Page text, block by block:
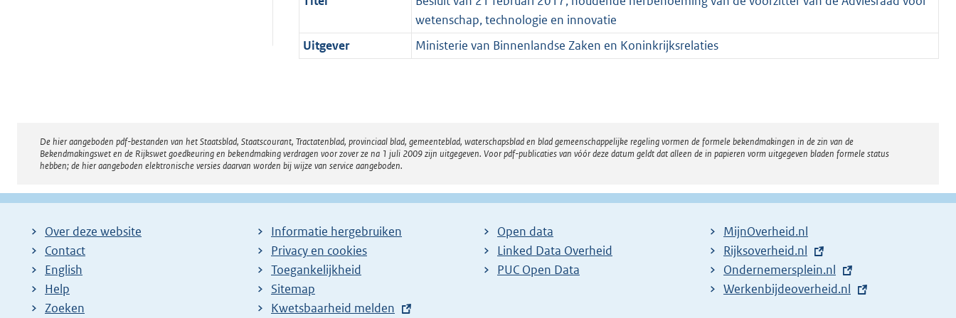
wetenschap, technologie en innovatie
Uitgever
Ministerie van Binnenlandse Zaken en Koninkrijksrelaties
Disclaimer
De hier aangeboden pdf-bestanden van het Staatsblad, Staatscourant, Tractatenblad, provinciaal blad, gemeenteblad, waterschapsblad en blad gemeenschappelijke regeling vormen de formele bekendmakingen in de zin van de
Bekendmakingswet en de Rijkswet goedkeuring en bekendmaking verdragen voor zover ze na 1 juli 2009 zijn uitgegeven. Voor pdf-publicaties van vóór deze datum geldt dat alleen de in papieren vorm uitgegeven bladen formele status
hebben; de hier aangeboden elektronische versies daarvan worden bij wijze van service aangeboden.
Over deze website
Contact
English
Help
Zoeken
Informatie hergebruiken
Privacy en cookies
Toegankelijkheid
Sitemap
E
Kwetsbaarheid melden
Open data
Linked Data Overheid
PUC Open Data
MijnOverheid.nl
E
x
t
Rijksoverheid.nl
E
x
Ondernemersplein.nl
E
Werkenbijdeoverheid.nl